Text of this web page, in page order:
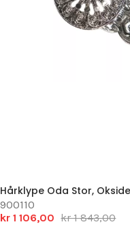
Hårklype Oda Stor,
900110
kr 1 106,00 kr 1 843,00